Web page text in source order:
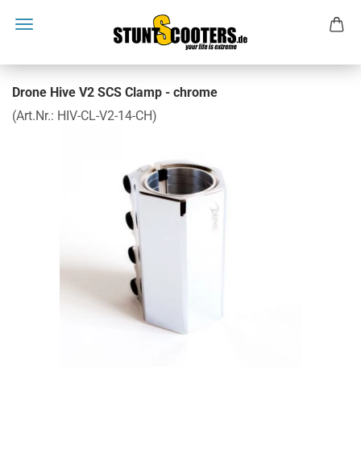
Drone Hive V2 SCS Clamp - chrome
(Art.Nr.: HIV-CL-V2-14-CH)